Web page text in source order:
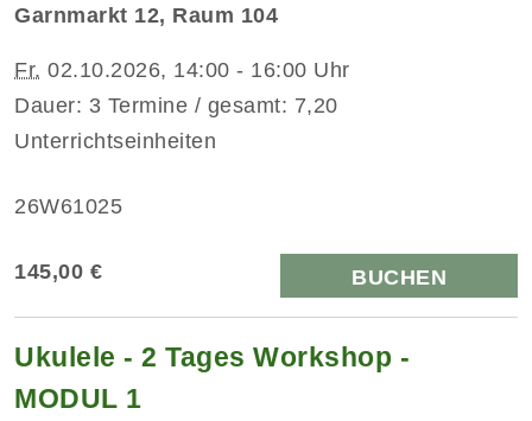
Garnmarkt 12, Raum 104
Fr. 02.10.2026, 14:00 - 16:00 Uhr
Dauer: 3 Termine / gesamt: 7,20
Unterrichtseinheiten
26W61025
145,00 € BUCHEN
Ukulele - 2 Tages Workshop -
MODUL 1